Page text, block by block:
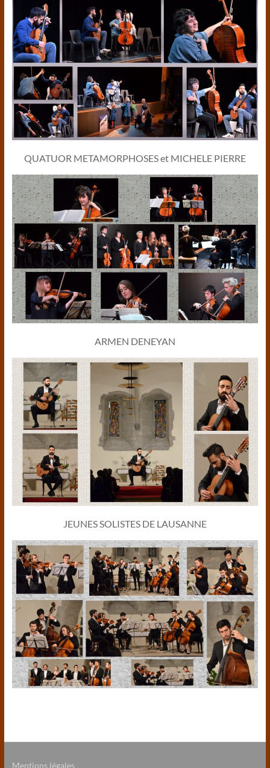
QUATUOR METAMORPHOSES et MICHELE PIERRE
ARMEN DENEYAN
JEUNES SOLISTES DE LAUSANNE
Mentions légales